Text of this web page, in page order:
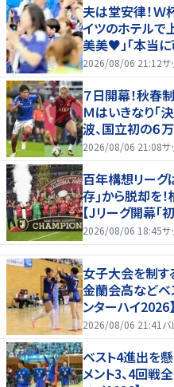
夫は堂安律！
イツのホテルで
美美♥」「本当
2026/08/06 21:12サ
７日開幕！秋春
Ｍはいきなり「
波、国立初の６
2026/08/06 21:08サ
百年構想リーグ
存｣から脱却を
【Jリーグ開幕｢
2026/08/06 18:45サ
女子大会を制
金蘭会高などベ
ンターハイ2026】
2026/08/06 21:41 バ
ベスト4進出を
メント3、4回戦